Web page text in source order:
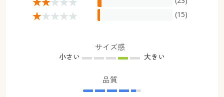
(15)
サイズ感
小さい 大きい
品質